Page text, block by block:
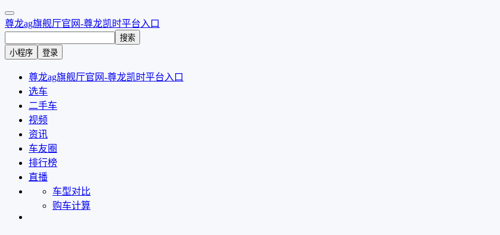
尊龙ag旗舰厅官网-尊龙凯时平台入口
搜索
小程序
登录
尊龙ag旗舰厅官网-尊龙凯时平台入口
选车
二手车
视频
资讯
车友圈
排行榜
直播
车型对比
购车计算